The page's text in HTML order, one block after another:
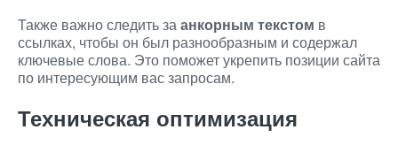
Также важно следить заанкорным текстом в
ссылках, чтобы он был разнообразным и содержал
ключевые слова. Это поможет укрепить позиции сайта
по интересующим вас запросам.
Техническая оптимизация